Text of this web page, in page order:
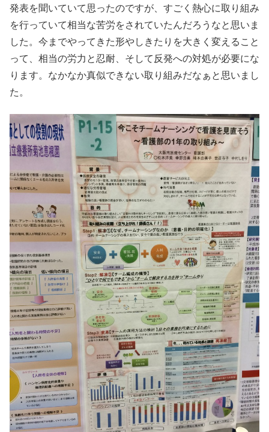
発表を聞いていて思ったのですが、すごく熱心に取り組み
を行っていて相当な苦労をされていたんだろうなと思いま
した。今までやってきた形やしきたりを大きく変えること
って、相当の労力と忍耐、そして反発への対処が必要にな
ります。なかなか真似できない取り組みだなぁと思いまし
た。